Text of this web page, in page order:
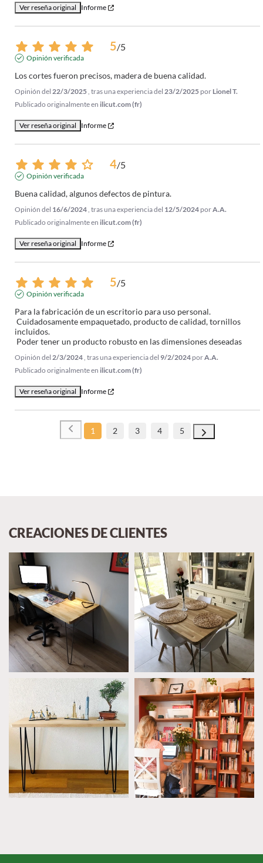
Ver reseña original Informe
5/5
Opinión verificada
Los cortes fueron precisos, madera de buena calidad.
Opinión del 22/3/2025, tras una experiencia del 23/2/2025 por Lionel T.
Publicado originalmente en ilicut.com (fr)
Ver reseña original Informe
4/5
Opinión verificada
Buena calidad, algunos defectos de pintura.
Opinión del 16/6/2024, tras una experiencia del 12/5/2024 porA.A.
Publicado originalmente en ilicut.com (fr)
Ver reseña original Informe
5/5
Opinión verificada
Para la fabricación de un escritorio para uso personal.
incluidos.
Poder tener un producto robusto en las dimensiones deseadas
Opinión del 2/3/2024, tras una experiencia del 9/2/2024 porA.A.
Publicado originalmente en ilicut.com (fr)
Ver reseña original Informe
1 2 3 4 5
CREACIONES DE CLIENTES